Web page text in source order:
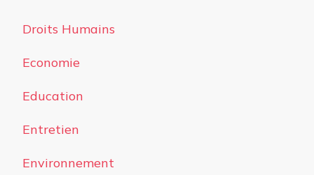
Droits Humains
Economie
Education
Entretien
Environnement